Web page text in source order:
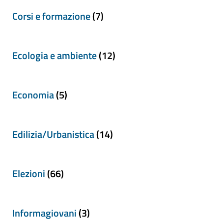
Corsi e formazione(7)
Ecologia e ambiente(12)
Economia(5)
Edilizia/Urbanistica(14)
Elezioni(66)
Informagiovani(3)